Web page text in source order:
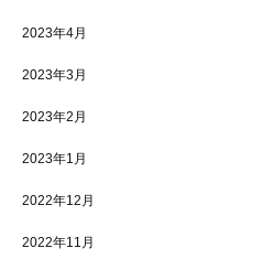
2023年4月
2023年3月
2023年2月
2023年1月
2022年12月
2022年11月